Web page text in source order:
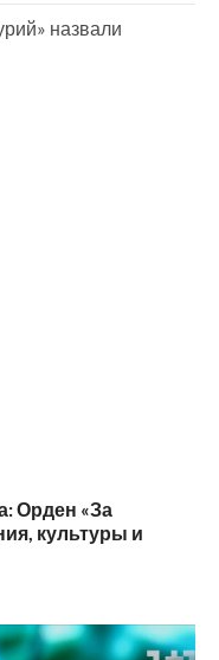
назвали
Орден «За
культуры и